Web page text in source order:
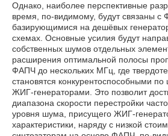
Однако, наиболее перспективные
время, по-видимому, будут связаны с
базирующимися на дешёвых
схемах. Основные усилия будут
собственных шумов отдельных
расширения оптимальной полосы
ФАПЧ до нескольких МГц, где
становятся конкурентоспособными
ЖИГ-генераторами. Это позволит
диапазона скорости перестройки
уровня шума, присущего ЖИГ-
характеристики, наряду с низкой